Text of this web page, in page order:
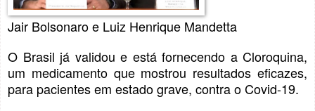
Jair Bolsonaro e Luiz Henrique Mandetta
O Brasil já validou e está fornecendo a Cloroquina,
um medicamento que mostrou resultados eficazes,
para pacientes em estado grave, contra o Covid-19.